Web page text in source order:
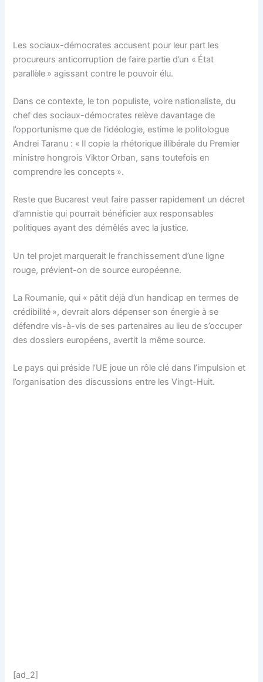
Les sociaux-démocrates accusent pour leur part les
procureurs anticorruption de faire partie d’un « État
parallèle » agissant contre le pouvoir élu.
Dans ce contexte, le ton populiste, voire nationaliste, du
chef des sociaux-démocrates relève davantage de
l’opportunisme que de l’idéologie, estime le politologue
Andrei Taranu : « Il copie la rhétorique illibérale du Premier
ministre hongrois Viktor Orban, sans toutefois en
comprendre les concepts ».
Reste que Bucarest veut faire passer rapidement un décret
d’amnistie qui pourrait bénéficier aux responsables
politiques ayant des démêlés avec la justice.
Un tel projet marquerait le franchissement d’une ligne
rouge, prévient-on de source européenne.
La Roumanie, qui « pâtit déjà d’un handicap en termes de
crédibilité », devrait alors dépenser son énergie à se
défendre vis-à-vis de ses partenaires au lieu de s’occuper
des dossiers européens, avertit la même source.
Le pays qui préside l’UE joue un rôle clé dans l’impulsion et
l’organisation des discussions entre les Vingt-Huit.
[ad_2]